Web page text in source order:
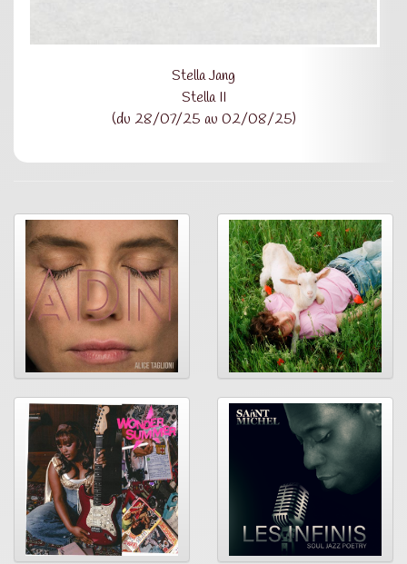
Stella Jang
Stella II
(du 28/07/25 au 02/08/25)